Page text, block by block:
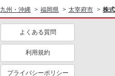
九州・沖縄 福岡県 太宰府市 株
よくある質問
利用規約
プライバシーポリシー